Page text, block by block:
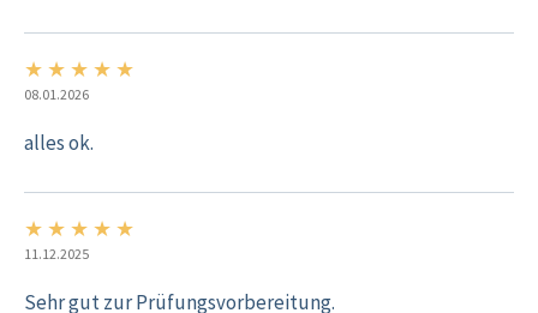
★ ★ ★ ★ ★
08.01.2026
alles ok.
★ ★ ★ ★ ★
11.12.2025
Sehr gut zur Prüfungsvorbereitung.